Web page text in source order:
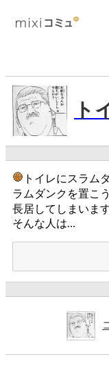
ト
トイレにスラム
ラムダンクを置こ
長居してしまいま
そんな人は...